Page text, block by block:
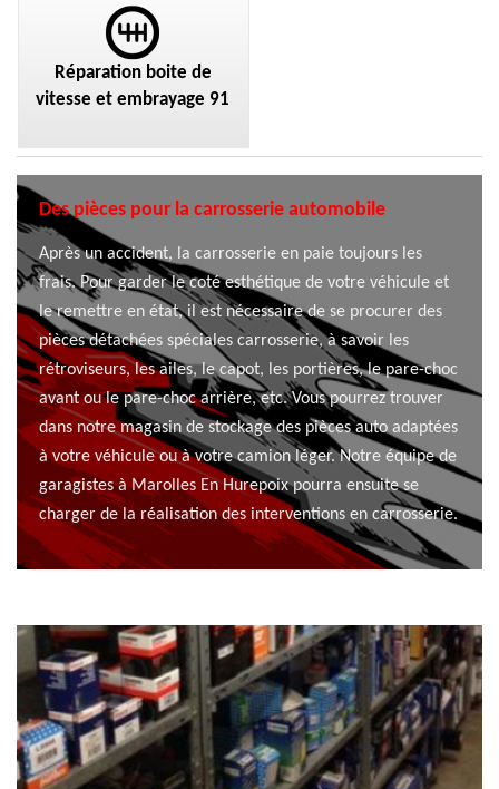
Réparation boite de
vitesse et embrayage 91
Des pièces pour la carrosserie automobile
Après un accident, la carrosserie en paie toujours les
frais. Pour garder le coté esthétique de votre véhicule et
le remettre en état, il est nécessaire de se procurer des
pièces détachées spéciales carrosserie, à savoir les
rétroviseurs, les ailes, le capot, les portières, le pare-choc
avant ou le pare-choc arrière, etc. Vous pourrez trouver
dans notre magasin de stockage des pièces auto adaptées
à votre véhicule ou à votre camion léger. Notre équipe de
garagistes à Marolles En Hurepoix pourra ensuite se
charger de la réalisation des interventions en carrosserie.